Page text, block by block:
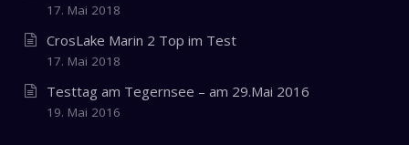
17. Mai 2018
CrosLake Marin 2 Top im Test
17. Mai 2018
Testtag am Tegernsee – am 29.Mai 2016
19. Mai 2016